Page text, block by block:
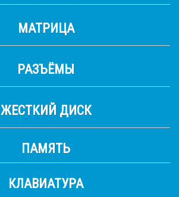
МАТРИЦА
РАЗЪЁМЫ
ЖЕСТКИЙ ДИСК
ПАМЯТЬ
КЛАВИАТУРА